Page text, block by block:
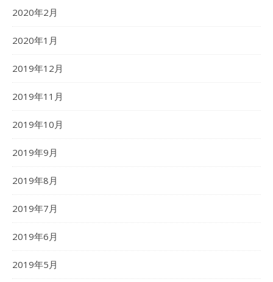
2020年2月
2020年1月
2019年12月
2019年11月
2019年10月
2019年9月
2019年8月
2019年7月
2019年6月
2019年5月